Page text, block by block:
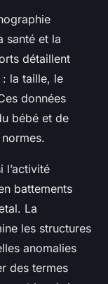
santé et la
détaillent
la taille, le
données
bébé et de
l’activité
battements
La
les structures
anomalies
des termes